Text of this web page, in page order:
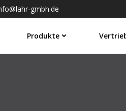
gmbh.de
Produkte